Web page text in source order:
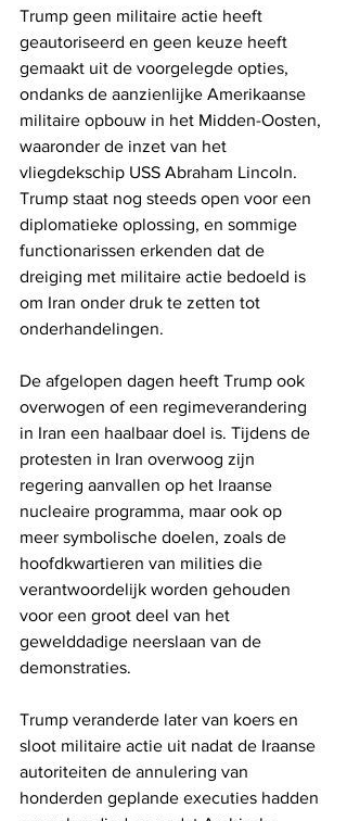
Trump geen militaire actie heeft
geautoriseerd en geen keuze heeft
gemaakt uit de voorgelegde opties,
ondanks de aanzienlijke Amerikaanse
militaire opbouw in het Midden-Oosten,
waaronder de inzet van het
vliegdekschip USS Abraham Lincoln.
Trump staat nog steeds open voor een
diplomatieke oplossing, en sommige
functionarissen erkenden dat de
dreiging met militaire actie bedoeld is
om Iran onder druk te zetten tot
onderhandelingen.
De afgelopen dagen heeft Trump ook
overwogen of een regimeverandering
in Iran een haalbaar doel is. Tijdens de
protesten in Iran overwoog zijn
regering aanvallen op het Iraanse
nucleaire programma, maar ook op
meer symbolische doelen, zoals de
hoofdkwartieren van milities die
verantwoordelijk worden gehouden
voor een groot deel van het
gewelddadige neerslaan van de
demonstraties.
Trump veranderde later van koers en
sloot militaire actie uit nadat de Iraanse
autoriteiten de annulering van
honderden geplande executies hadden